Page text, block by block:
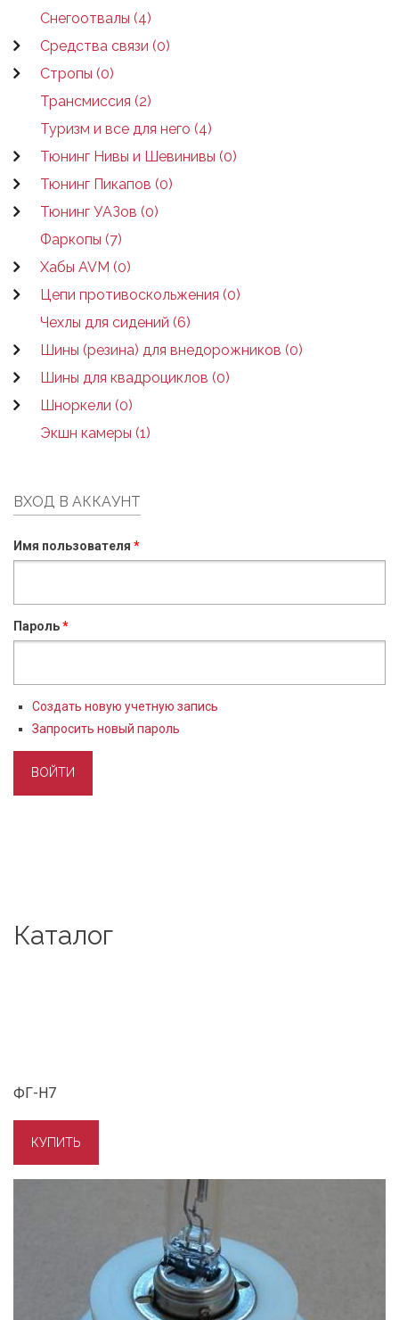
Снегоотвалы (4)
Средства связи (0)
Стропы (0)
Трансмиссия (2)
Туризм и все для него (4)
Тюнинг Нивы и Шевинивы (0)
Тюнинг Пикапов (0)
Тюнинг УАЗов (0)
Фаркопы (7)
Хабы AVM (0)
Цепи противоскольжения (0)
Чехлы для сидений (6)
Шины (резина) для внедорожников (0)
Шины для квадроциклов (0)
Шноркели (0)
Экшн камеры (1)
ВХОД В АККАУНТ
Имя пользователя *
Пароль*
Создать новую учетную запись
Запросить новый пароль
Каталог
ФГ-Н7